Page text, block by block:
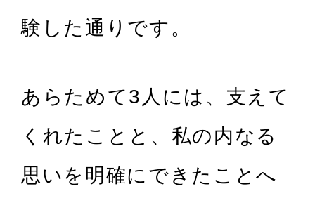
験した通りです。
あらためて3人には、支えて
くれたことと、私の内なる
思いを明確にできたことへ